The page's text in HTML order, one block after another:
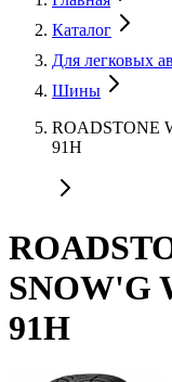
Каталог
Для легковых
Шины
ROADSTONE
91H
SNOW'G
91H